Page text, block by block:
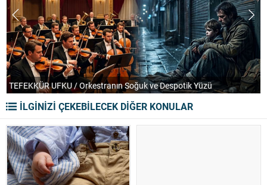
TEFEKKÜR UFKU / Orkestranın Soğuk ve Despotik Yüzü
İLGİNİZİ ÇEKEBİLECEK DİĞER KONULAR